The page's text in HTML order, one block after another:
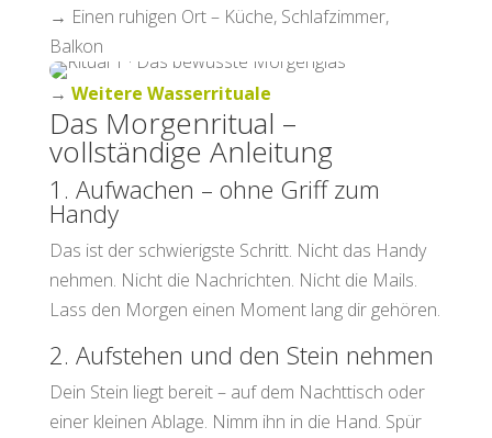
→ Einen ruhigen Ort – Küche, Schlafzimmer,
Balkon
→ Weitere Wasserrituale
Das Morgenritual –
vollständige Anleitung
1. Aufwachen – ohne Griff zum
Handy
Das ist der schwierigste Schritt. Nicht das Handy
nehmen. Nicht die Nachrichten. Nicht die Mails.
Lass den Morgen einen Moment lang dir gehören.
2. Aufstehen und den Stein nehmen
Dein Stein liegt bereit – auf dem Nachttisch oder
einer kleinen Ablage. Nimm ihn in die Hand. Spür